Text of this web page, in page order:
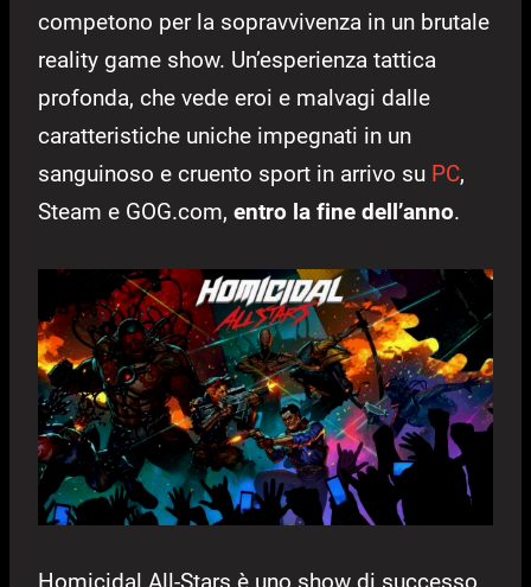
competono per la sopravvivenza in un brutale
reality game show. Un’esperienza tattica
profonda, che vede eroi e malvagi dalle
caratteristiche uniche impegnati in un
sanguinoso e cruento sport in arrivo su PC,
Steam e GOG.com, entro la fine dell’anno.